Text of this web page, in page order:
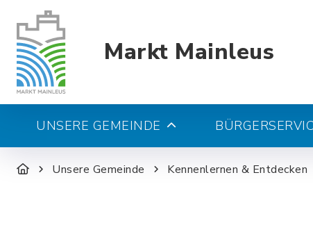
Markt Mainleus
UNSERE GEMEINDE
Unsere Gemeinde Kennenlernen & Entdecken